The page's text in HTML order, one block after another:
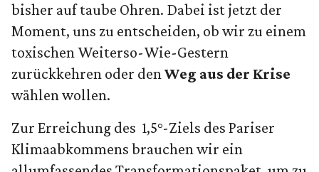
bisher auf taube Ohren. Dabei ist jetzt der
Moment, uns zu entscheiden, ob wir zu einem
toxischen Weiterso-Wie-Gestern
zurückkehren oder denWeg aus der Krise
wählen wollen.
Zur Erreichung des 1,5°-Ziels des Pariser
Klimaabkommens brauchen wir ein